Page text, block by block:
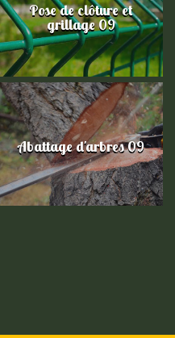
Pose de clôture et
grillage 09
Abattage d'arbres 09